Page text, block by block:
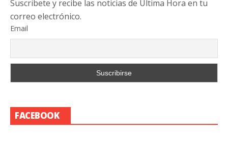
Suscribete y recibe las noticias de Última Hora en tu
correo electrónico.
Email
FACEBOOK